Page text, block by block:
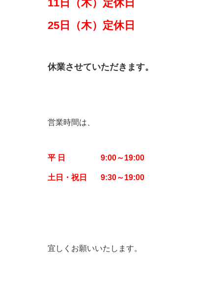
11日（木）定休日
25日（木） 定休日
休業させていただきます。
営業時間は、
平 日 9:00～19:00
土日・祝日 9:30～19:00
宜しくお願いいたします。